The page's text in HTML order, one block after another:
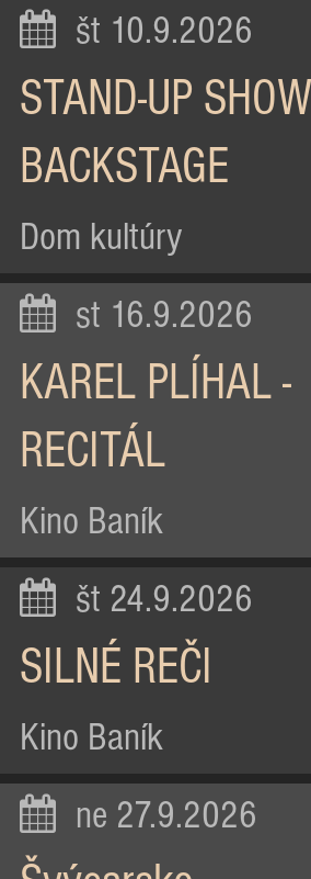
št 10.9.2026
STAND-UP SHOW
BACKSTAGE
Dom kultúry
st 16.9.2026
KAREL PLÍHAL -
RECITÁL
Kino Baník
št 24.9.2026
SILNÉ REČI
Kino Baník
ne 27.9.2026